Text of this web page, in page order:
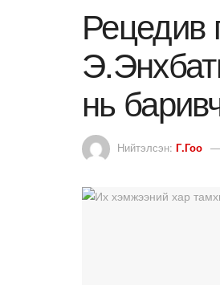
Рецедив
нь
Нийтэлсэн: Г.Гоо